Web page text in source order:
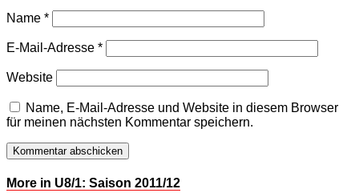
Name *
E-Mail-Adresse *
Website
Name, E-Mail-Adresse und Website in diesem Browser
für meinen nächsten Kommentar speichern.
More in U8/1: Saison 2011/12